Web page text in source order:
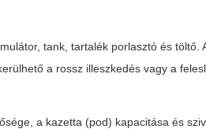
tank, tartalék porlasztó és töltő.
a rossz illeszkedés vagy a
a kazetta (pod) kapacitása és